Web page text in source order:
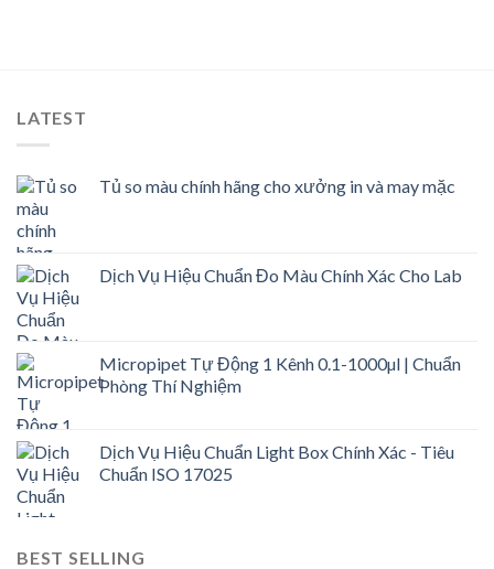
LATEST
Tủ so màu chính hãng cho xưởng in và may mặc
Dịch Vụ Hiệu Chuẩn Đo Màu Chính Xác Cho Lab
Micropipet Tự Động 1 Kênh 0.1-1000µl | Chuẩn
Phòng Thí Nghiệm
Dịch Vụ Hiệu Chuẩn Light Box Chính Xác - Tiêu
Chuẩn ISO 17025
BEST SELLING